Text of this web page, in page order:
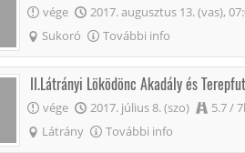
vége 2017. augusztus 13. (vas),
Sukoró
További info
II.Látrányi Löködönc Akadály és
vége 2017. július 8. (szo)
5.7 /
Látrány
További info